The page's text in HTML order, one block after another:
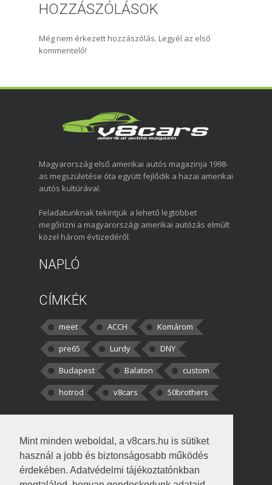
Mint minden weboldal, a v8cars.hu is sütiket
használ a jobb és biztonságosabb működés
érdekében. Adatvédelmi tájékoztatónkban
HOZZÁSZÓLÁSOK
Még nem érkezett hozzászólás. Legyél az első
kommentelő!
Magyarország első amerikai autós magazinja 1998-
as megszületése óta együtt fejlődik a hazai amerikai
autós kultúrával.
Feladatunknak tekintjük a lehető legtöbbet
megőrizni a magyarországi amerikai autózás elmúlt
közel három évtizedéről.
NAPLÓ
CÍMKÉK
meet ACCH
Komárom
pre65
Lurdy
DNY
Budapest
Balaton
custom
hotrod
v8cars 50brothers
kortisz:Elszúrtam! Én csak két
darabbaal számoltam. Nem tudtam, hogy fél autót,